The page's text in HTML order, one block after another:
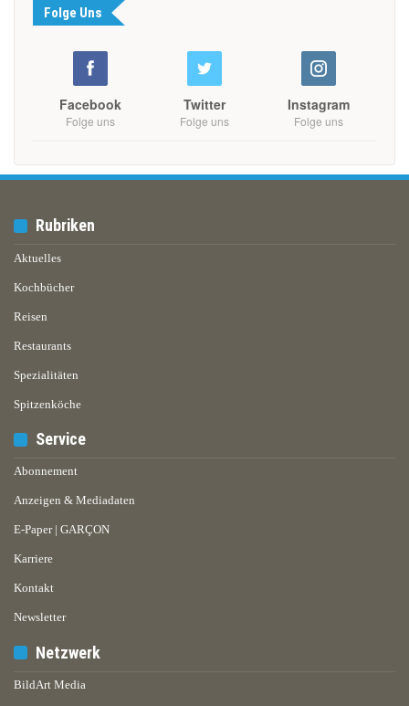
Folge Uns
Facebook
Folge uns
Twitter
Folge uns
Instagram
Folge uns
Rubriken
Aktuelles
Kochbücher
Reisen
Restaurants
Spezialitäten
Spitzenköche
Service
Abonnement
Anzeigen & Mediadaten
E-Paper | GARÇON
Karriere
Kontakt
Newsletter
Netzwerk
BildArt Media